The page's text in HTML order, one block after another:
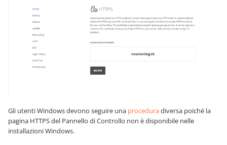
Gli utenti Windows devono seguire una proceduradiversa poiché la
pagina HTTPS del Pannello di Controllo non è disponibile nelle
installazioni Windows.